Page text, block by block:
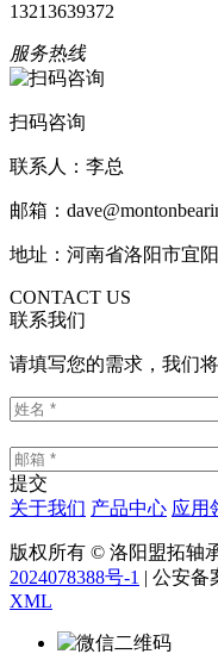
13213639372
服务热线
扫码咨询
联系人：李总
邮箱：
地址：河南省洛阳市宜
CONTACT US
联系我们
请填写您的需求，我们
提交
关于我们 产品中心 应用
版权所有 © 洛阳盟拓轴
2024078388号-1 | 公安备
XML